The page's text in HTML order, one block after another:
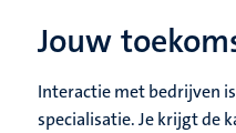
Jouw
Interactie met bedrijven
specialisatie. Je krijgt de